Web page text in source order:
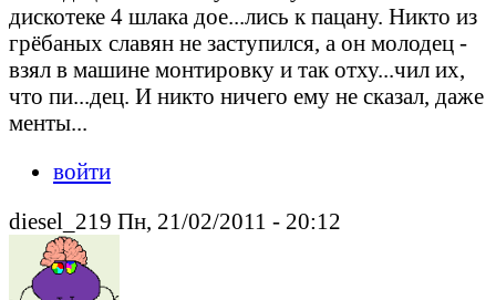
дискотеке 4 шлака дое...лись к пацану. Никто из
грёбаных славян не заступился, а он молодец -
взял в машине монтировку и так отху...чил их,
что пи...дец. И никто ничего ему не сказал, даже
менты...
войти
diesel_219 Пн, 21/02/2011 - 20:12